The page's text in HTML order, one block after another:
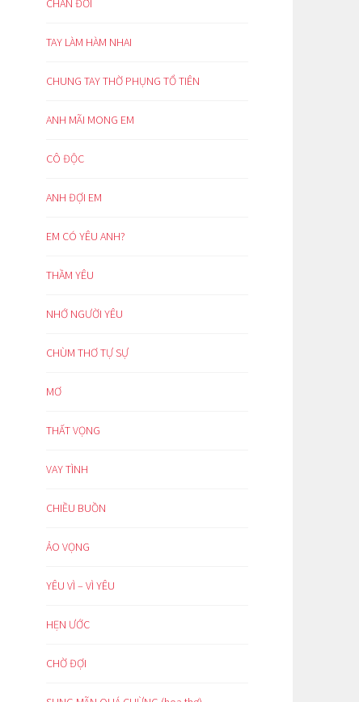
CHÁN ĐỜI
TAY LÀM HÀM NHAI
CHUNG TAY THỜ PHỤNG TỔ TIÊN
ANH MÃI MONG EM
CÔ ĐỘC
ANH ĐỢI EM
EM CÓ YÊU ANH?
THẦM YÊU
NHỚ NGƯỜI YÊU
CHÙM THƠ TỰ SỰ
MƠ
THẤT VỌNG
VAY TÌNH
CHIỀU BUỒN
ẢO VỌNG
YÊU VÌ – VÌ YÊU
HẸN ƯỚC
CHỜ ĐỢI